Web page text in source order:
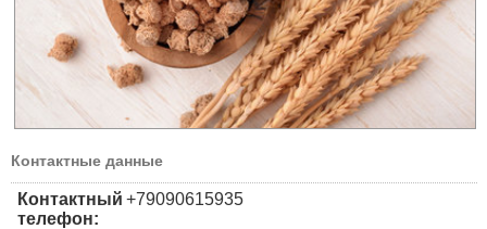
Контактные данные
Контактный
телефон:
+79090615935